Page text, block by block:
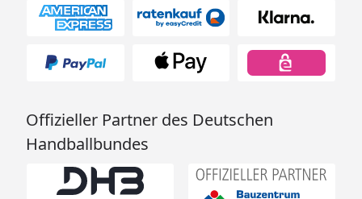
Offizieller Partner des Deutschen
Handballbundes